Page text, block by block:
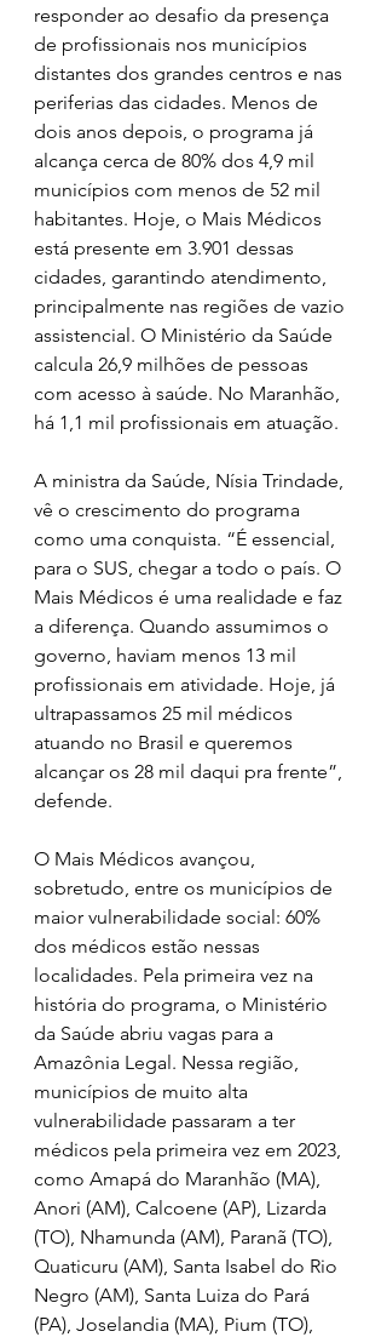
responder ao desafio da presença
de profissionais nos municípios
distantes dos grandes centros e nas
periferias das cidades. Menos de
dois anos depois, o programa já
alcança cerca de 80% dos 4,9 mil
municípios com menos de 52 mil
habitantes. Hoje, o Mais Médicos
está presente em 3.901 dessas
cidades, garantindo atendimento,
principalmente nas regiões de vazio
assistencial. O Ministério da Saúde
calcula 26,9 milhões de pessoas
com acesso à saúde. No Maranhão,
há 1,1 mil profissionais em atuação.
A ministra da Saúde, Nísia Trindade,
vê o crescimento do programa
como uma conquista. “É essencial,
para o SUS, chegar a todo o país. O
Mais Médicos é uma realidade e faz
a diferença. Quando assumimos o
governo, haviam menos 13 mil
profissionais em atividade. Hoje, já
ultrapassamos 25 mil médicos
atuando no Brasil e queremos
alcançar os 28 mil daqui pra frente”,
defende.
O Mais Médicos avançou,
sobretudo, entre os municípios de
maior vulnerabilidade social: 60%
dos médicos estão nessas
localidades. Pela primeira vez na
história do programa, o Ministério
da Saúde abriu vagas para a
Amazônia Legal. Nessa região,
municípios de muito alta
vulnerabilidade passaram a ter
médicos pela primeira vez em 2023,
como Amapá do Maranhão (MA),
Anori (AM), Calcoene (AP), Lizarda
(TO), Nhamunda (AM), Paranã (TO),
Quaticuru (AM), Santa Isabel do Rio
Negro (AM), Santa Luiza do Pará
(PA), Joselandia (MA), Pium (TO),